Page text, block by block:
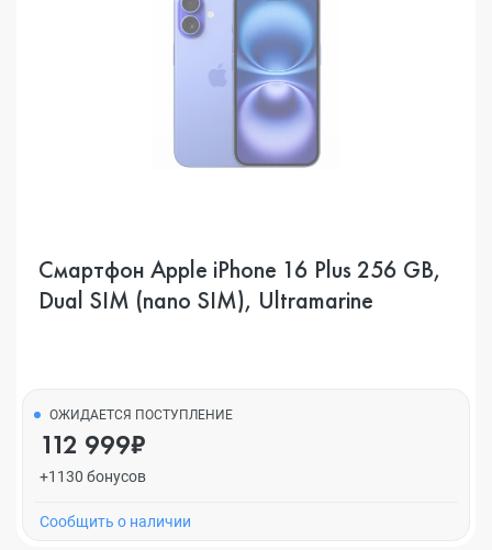
Смартфон Apple iPhone 16 Plus 256 GB,
Dual SIM (nano SIM), Ultramarine
ОЖИДАЕТСЯ ПОСТУПЛЕНИЕ
112 999₽
+1130 бонусов
Cообщить о наличии